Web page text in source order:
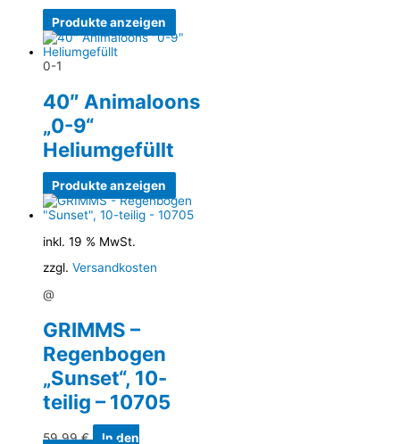
Produkte anzeigen
0-1
40″ Animaloons
„0-9“
Heliumgefüllt
Produkte anzeigen
inkl. 19 % MwSt.
zzgl. Versandkosten
@
GRIMMS –
Regenbogen
„Sunset“, 10-
teilig – 10705
59,99€ In den